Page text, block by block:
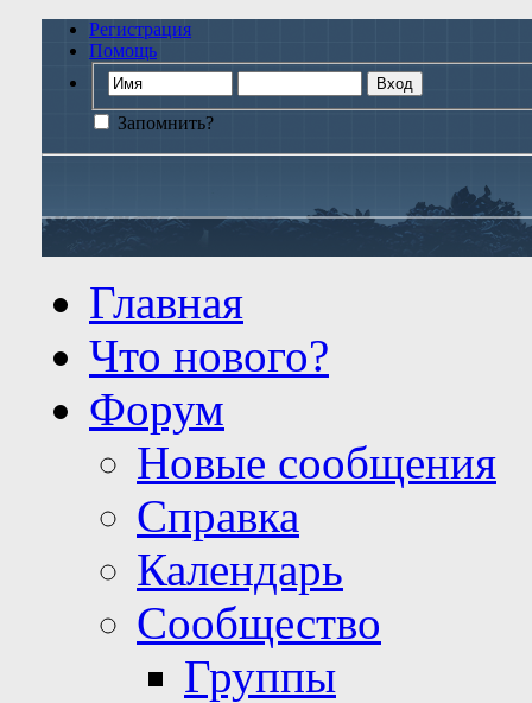
Регистрация
Помощь
Запомнить?
Главная
Что нового?
Форум
Новые сообщения
Справка
Календарь
Сообщество
Группы